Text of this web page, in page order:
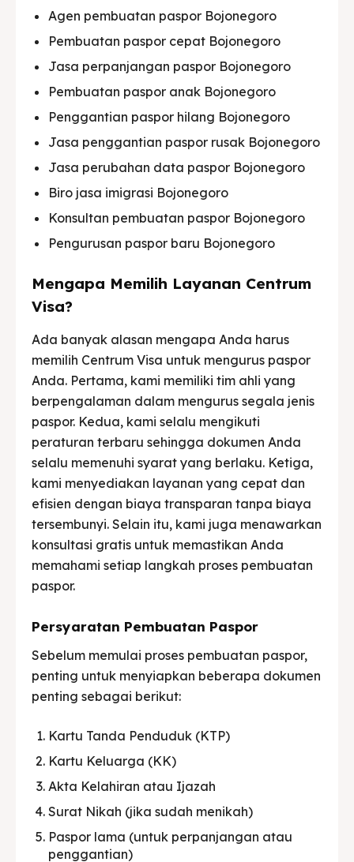
Agen pembuatan paspor Bojonegoro
Pembuatan paspor cepat Bojonegoro
Jasa perpanjangan paspor Bojonegoro
Pembuatan paspor anak Bojonegoro
Penggantian paspor hilang Bojonegoro
Jasa penggantian paspor rusak Bojonegoro
Jasa perubahan data paspor Bojonegoro
Biro jasa imigrasi Bojonegoro
Konsultan pembuatan paspor Bojonegoro
Pengurusan paspor baru Bojonegoro
Mengapa Memilih Layanan Centrum
Visa?
Ada banyak alasan mengapa Anda harus
memilih Centrum Visa untuk mengurus paspor
Anda. Pertama, kami memiliki tim ahli yang
berpengalaman dalam mengurus segala jenis
paspor. Kedua, kami selalu mengikuti
peraturan terbaru sehingga dokumen Anda
selalu memenuhi syarat yang berlaku. Ketiga,
kami menyediakan layanan yang cepat dan
efisien dengan biaya transparan tanpa biaya
tersembunyi. Selain itu, kami juga menawarkan
konsultasi gratis untuk memastikan Anda
memahami setiap langkah proses pembuatan
paspor.
Persyaratan Pembuatan Paspor
Sebelum memulai proses pembuatan paspor,
penting untuk menyiapkan beberapa dokumen
penting sebagai berikut:
Kartu Tanda Penduduk (KTP)
Kartu Keluarga (KK)
Akta Kelahiran atau Ijazah
Surat Nikah (jika sudah menikah)
Paspor lama (untuk perpanjangan atau
penggantian)